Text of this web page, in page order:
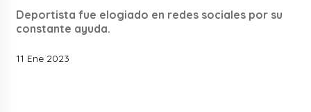
Deportista fue elogiado en redes sociales por su
constante ayuda.
11 Ene 2023